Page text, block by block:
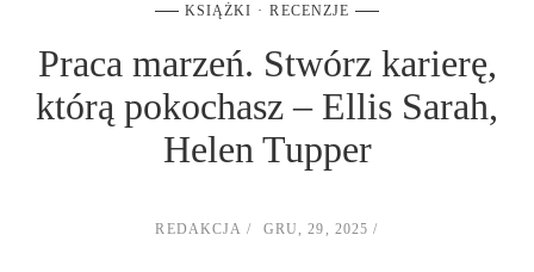
KSIĄŻKI RECENZJE
Praca marzeń. Stwórz karierę,
którą pokochasz – Ellis Sarah,
Helen Tupper
REDAKCJA GRU, 29, 2025